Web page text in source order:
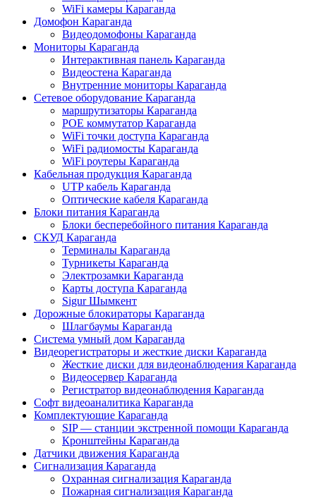
WiFi камеры Караганда
Домофон Караганда
Видеодомофоны Караганда
Мониторы Караганда
Интерактивная панель Караганда
Видеостена Караганда
Внутренние мониторы Караганда
Сетевое оборудование Караганда
маршрутизаторы Караганда
POE коммутатор Караганда
WiFi точки доступа Караганда
WiFi радиомосты Караганда
WiFi роутеры Караганда
Кабельная продукция Караганда
UTP кабель Караганда
Оптические кабеля Караганда
Блоки питания Караганда
Блоки бесперебойного питания Караганда
СКУД Караганда
Терминалы Караганда
Турникеты Караганда
Электрозамки Караганда
Карты доступа Караганда
Sigur Шымкент
Дорожные блокираторы Караганда
Шлагбаумы Караганда
Система умный дом Караганда
Видеорегистраторы и жесткие диски Караганда
Жесткие диски для видеонаблюдения Караганда
Видеосервер Караганда
Регистратор видеонаблюдения Караганда
Софт видеоаналитика Караганда
Комплектующие Караганда
SIP — станции экстренной помощи Караганда
Кронштейны Караганда
Датчики движения Караганда
Сигнализация Караганда
Охранная сигнализация Караганда
Пожарная сигнализация Караганда